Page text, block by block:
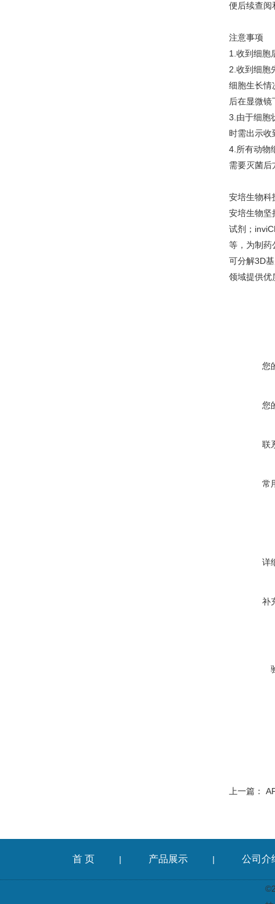
便后续查阅
注意事项
1.收到细胞
2.收到细胞
细胞生长情
后在显微
3.由于细胞
时需出示收
4.所有动物
需要灭菌后
安培生物科
安培生物坚
试剂；
等，为制药
可分解3D
领域提供优
您
您
联
常
详
补
上一篇：
首 页 | 产品展示 | 公司介